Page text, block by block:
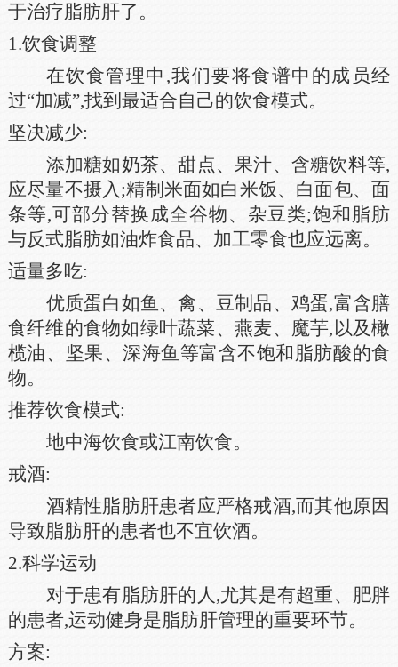
于治疗脂肪肝了。
1.饮食调整
在饮食管理中,我们要将食谱中的成员经
过“加减”,找到最适合自己的饮食模式。
坚决减少:
添加糖如奶茶、甜点、果汁、含糖饮料等,
应尽量不摄入;精制米面如白米饭、白面包、面
条等,可部分替换成全谷物、杂豆类;饱和脂肪
与反式脂肪如油炸食品、加工零食也应远离。
适量多吃:
优质蛋白如鱼、禽、豆制品、鸡蛋,富含膳
食纤维的食物如绿叶蔬菜、燕麦、魔芋,以及橄
榄油、坚果、深海鱼等富含不饱和脂肪酸的食
物。
推荐饮食模式:
地中海饮食或江南饮食。
戒酒:
酒精性脂肪肝患者应严格戒酒,而其他原因
导致脂肪肝的患者也不宜饮酒。
2.科学运动
对于患有脂肪肝的人,尤其是有超重、肥胖
的患者,运动健身是脂肪肝管理的重要环节。
方案: